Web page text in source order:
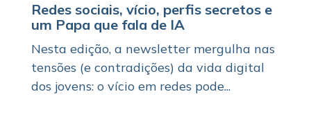
Redes sociais, vício, perfis secretos e
um Papa que fala de IA
Nesta edição, a newsletter mergulha nas
tensões (e contradições) da vida digital
dos jovens: o vício em redes pode...